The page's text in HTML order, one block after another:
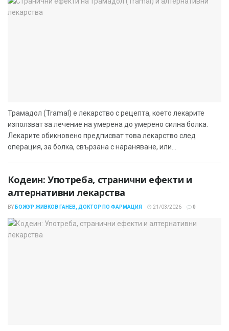
Трамадол (Tramal) е лекарство с рецепта, което лекарите
използват за лечение на умерена до умерено силна болка.
Лекарите обикновено предписват това лекарство след
операция, за болка, свързана с нараняване, или...
Кодеин: Употреба, странични ефекти и
алтернативни лекарства
BY БОЖУР ЖИВКОВ ГАНЕВ, ДОКТОР ПО ФАРМАЦИЯ 21/03/2026 0